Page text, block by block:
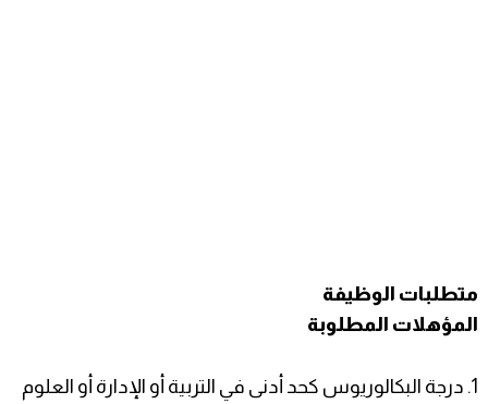
متطلبات الوظيفة
المؤهلات المطلوبة
1. درجة البكالوريوس كحد أدنى في التربية أو الإدارة أو العلوم